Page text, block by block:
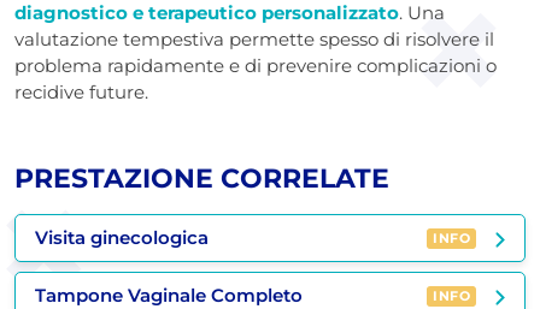
diagnostico e terapeutico personalizzato. Una
valutazione tempestiva permette spesso di risolvere il
problema rapidamente e di prevenire complicazioni o
recidive future.
PRESTAZIONE CORRELATE
Visita ginecologica INFO
Tampone Vaginale Completo INFO